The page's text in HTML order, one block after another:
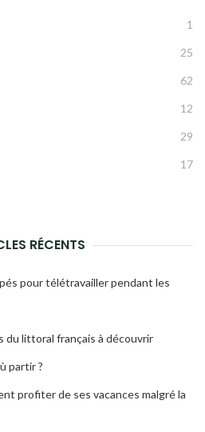
1
25
62
12
29
17
RÉCENTS
pour télétravailler pendant les
du littoral français à découvrir
partir ?
profiter de ses vacances malgré la